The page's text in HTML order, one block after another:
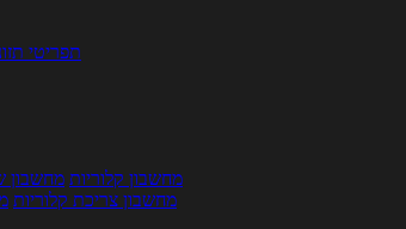
תפריטי
מחשבון קלוריות מחשבון
מחשבון צריכת קלוריות